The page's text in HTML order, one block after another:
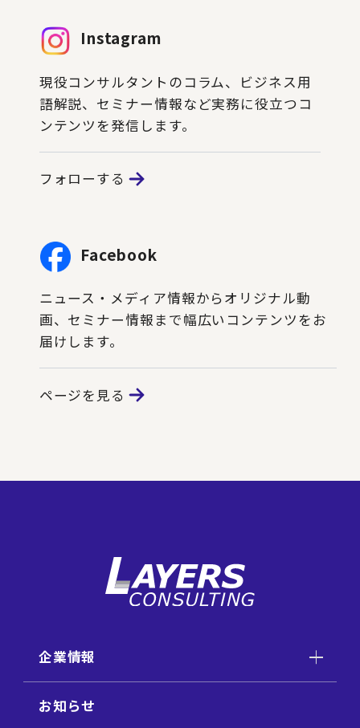
Instagram
現役コンサルタントのコラム、ビジネス用
語解説、セミナー情報など実務に役立つコ
ンテンツを発信します。
フォローする
Facebook
ニュース・メディア情報からオリジナル動
画、セミナー情報まで幅広いコンテンツをお
届けします。
ページを見る
企業情報
お知らせ